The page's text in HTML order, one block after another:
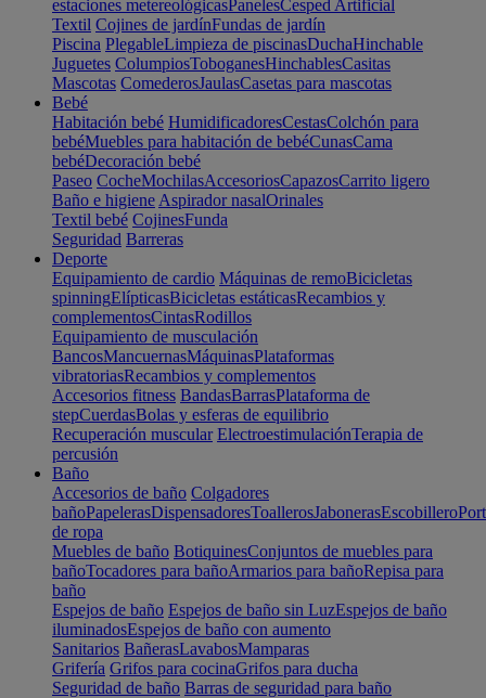
estaciones metereológicasPanelesCesped Artificial
Textil Cojines de jardínFundas de jardín
Piscina PlegableLimpieza de piscinasDuchaHinchable
Juguetes ColumpiosToboganesHinchablesCasitas
Mascotas ComederosJaulasCasetas para mascotas
Bebé
Habitación bebé HumidificadoresCestasColchón para
bebéMuebles para habitación de bebéCunasCama
bebéDecoración bebé
Paseo CocheMochilasAccesoriosCapazosCarrito ligero
Baño e higiene Aspirador nasalOrinales
Textil bebé CojinesFunda
Seguridad Barreras
Deporte
Equipamiento de cardio Máquinas de remoBicicletas
spinningElípticasBicicletas estáticasRecambios y
complementosCintasRodillos
Equipamiento de musculación
BancosMancuernasMáquinasPlataformas
vibratoriasRecambios y complementos
Accesorios fitness BandasBarrasPlataforma de
stepCuerdasBolas y esferas de equilibrio
Recuperación muscular ElectroestimulaciónTerapia de
percusión
Baño
Accesorios de baño Colgadores
bañoPapelerasDispensadoresToallerosJabonerasEscobillero
de ropa
Muebles de baño BotiquinesConjuntos de muebles para
bañoTocadores para bañoArmarios para bañoRepisa para
baño
Espejos de baño Espejos de baño sin LuzEspejos de baño
iluminadosEspejos de baño con aumento
Sanitarios BañerasLavabosMamparas
Grifería Grifos para cocinaGrifos para ducha
Seguridad de baño Barras de seguridad para baño